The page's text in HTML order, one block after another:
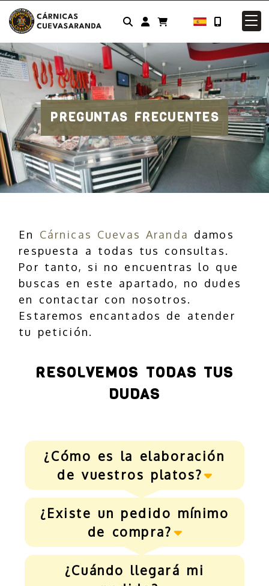
Identifícate
PREGUNTAS FRECUENTES
En Cárnicas Cuevas Aranda damos
respuesta a todas tus consultas.
Por tanto, si no encuentras lo que
buscas en este apartado, no dudes
en contactar con nosotros.
Estaremos encantados de atender
tu petición.
RESOLVEMOS TODAS TUS
DUDAS
¿Cómo es la elaboración
de vuestros platos?
¿Existe un pedido mínimo
de compra?
¿Cuándo llegará mi